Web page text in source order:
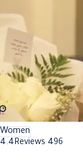
Women
4.4Reviews 496